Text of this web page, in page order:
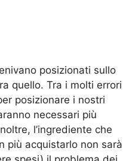
posizionati sullo
quello. Tra i molti errori
posizionare i nostri
necessari più
l’ingrediente che
più acquistarlo non sarà